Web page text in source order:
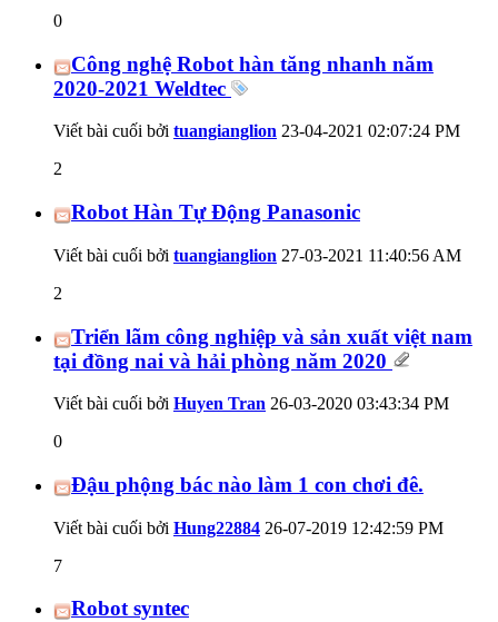
0
Công nghệ Robot hàn tăng nhanh năm
2020-2021 Weldtec
Viết bài cuối bởi tuangianglion 23-04-2021 02:07:24 PM
2
Robot Hàn Tự Động Panasonic
Viết bài cuối bởi tuangianglion 27-03-2021 11:40:56 AM
2
Triển lãm công nghiệp và sản xuất việt nam
tại đồng nai và hải phòng năm 2020
Viết bài cuối bởi Huyen Tran 26-03-2020 03:43:34 PM
0
Đậu phộng bác nào làm 1 con chơi đê.
Viết bài cuối bởi Hung22884 26-07-2019 12:42:59 PM
7
Robot syntec